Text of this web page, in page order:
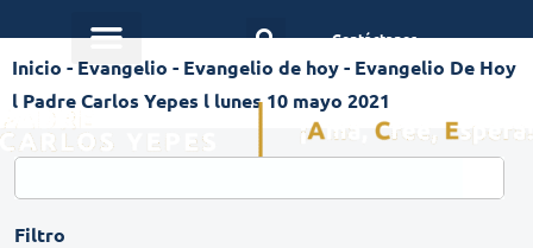
Contáctanos
Inicio - Evangelio - Evangelio de hoy- Evangelio De Hoy
l Padre Carlos Yepes l lunes 10 mayo 2021
Filtro